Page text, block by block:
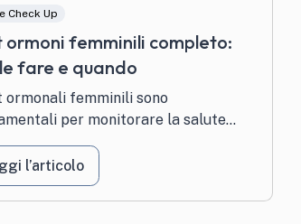
alimentari
Check Up
ormoni femminili completo:
fare e quando
ormonali femminili sono
per monitorare la salute...
l’articolo